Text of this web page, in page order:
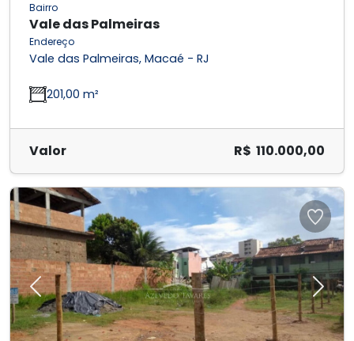
Bairro
Vale das Palmeiras
Endereço
Vale das Palmeiras, Macaé - RJ
201,00 m²
Valor R$ 110.000,00
Previous Next